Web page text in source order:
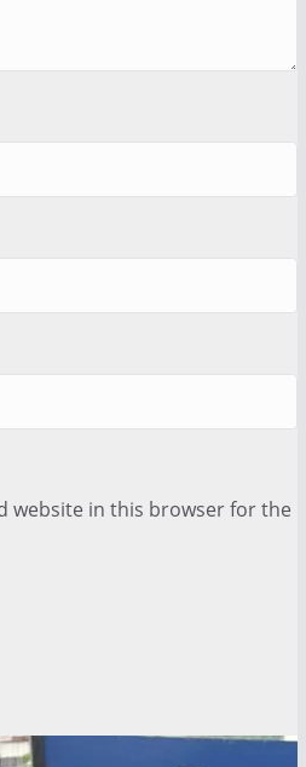
website in this browser for the